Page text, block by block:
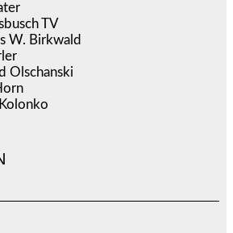
TV
W. Birkwald
Olschanski